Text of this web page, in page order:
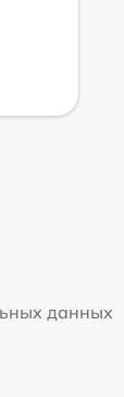
данных